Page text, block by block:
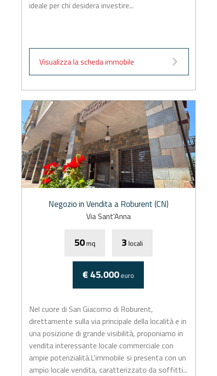
ideale per chi desidera investire...
Visualizza la scheda immobile
Negozio in Vendita a Roburent (CN)
Via Sant'Anna
50mq 3locali
€ 45.000euro
Nel cuore di San Giacomo di Roburent,
direttamente sulla via principale della località e in
una posizione di grande visibilità, proponiamo in
vendita interessante locale commerciale con
ampie potenzialità.L'immobile si presenta con un
ampio locale vendita, caratterizzato da soffitti...